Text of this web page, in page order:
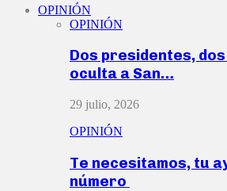
OPINIÓN
OPINIÓN
Dos presidentes,
oculta a San…
29 julio, 2026
OPINIÓN
Te necesitamos, tu
número